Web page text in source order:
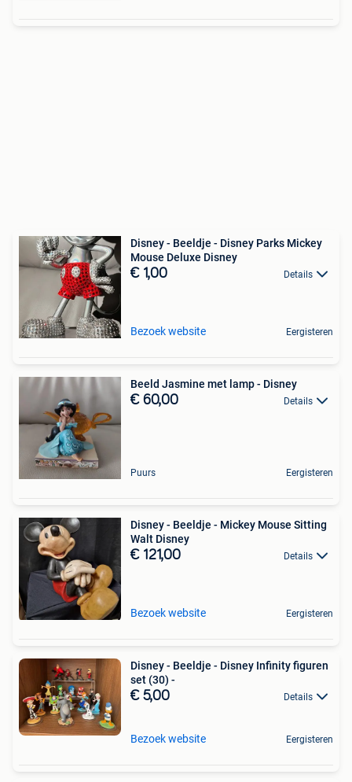
Disney - Beeldje - Disney Parks Mickey
Mouse Deluxe Disney
€ 1,00 Details
Bezoek website Eergisteren
Beeld Jasmine met lamp - Disney
€ 60,00 Details
Puurs Eergisteren
Disney - Beeldje - Mickey Mouse Sitting
Walt Disney
€ 121,00 Details
Bezoek website Eergisteren
Disney - Beeldje - Disney Infinity figuren
set (30) -
€ 5,00 Details
Bezoek website Eergisteren